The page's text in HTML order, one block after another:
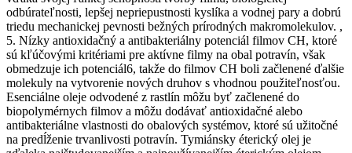
odbúrateľnosti, lepšej nepriepustnosti kyslíka a vodnej pary a dobrú
triedu mechanickej pevnosti bežných prírodných makromolekulov. ,
5. Nízky antioxidačný a antibakteriálny potenciál filmov CH, ktoré
sú kľúčovými kritériami pre aktívne filmy na obal potravín, však
obmedzuje ich potenciál6, takže do filmov CH boli začlenené ďalšie
molekuly na vytvorenie nových druhov s vhodnou použiteľnosťou.
Esenciálne oleje odvodené z rastlín môžu byť začlenené do
biopolymérnych filmov a môžu dodávať antioxidačné alebo
antibakteriálne vlastnosti do obalových systémov, ktoré sú užitočné
na predĺženie trvanlivosti potravín. Tymiánsky éterický olej je